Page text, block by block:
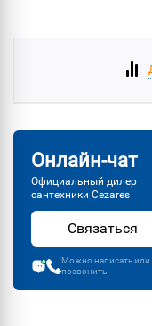
Онлайн-чат
Официальный дилер
сантехники Cezares
Связаться
Можно написать или
позвонить